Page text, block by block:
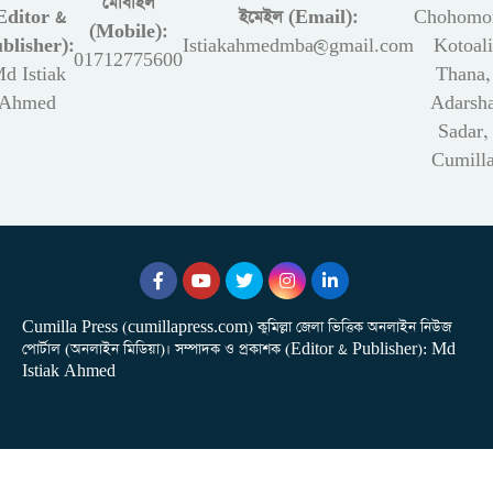
&
Istiak
(Mobile):
01712775600
ইমেইল (Email):
Istiakahmedmba@gmail.com
Kotoali
Thana,
Sadar,
Cumilla Press (cumillapress.com) কুমিল্লা জেলা ভিত্তিক অনলাইন নিউজ
পোর্টাল (অনলাইন মিডিয়া)। সম্পাদক ও প্রকাশক (Editor & Publisher): Md
Istiak Ahmed